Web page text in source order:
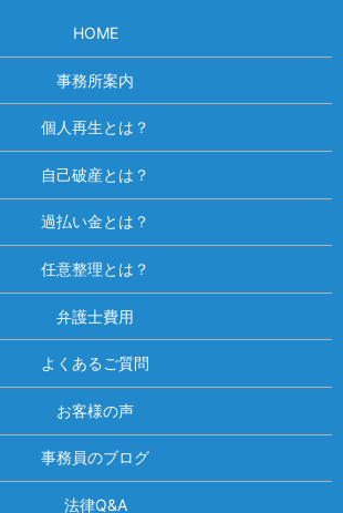
HOME
事務所案内
個人再生とは？
自己破産とは？
過払い金とは？
任意整理とは？
弁護士費用
よくあるご質問
お客様の声
事務員のブログ
法律Q&A